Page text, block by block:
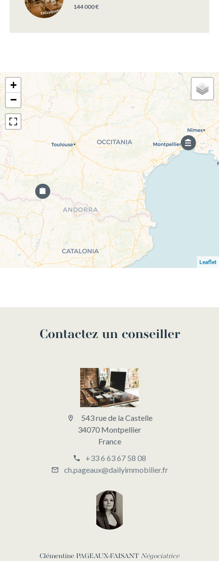
144 000 €
+
−
Leaflet
Contactez un conseiller
543 rue de la Castelle
34070 Montpellier
France
+33 6 63 67 58 08
ch.pageaux@dailyimmobilier.fr
Clémentine PAGEAUX-FAISANT Négociatrice